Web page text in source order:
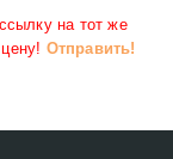
на тот же
Отправить!